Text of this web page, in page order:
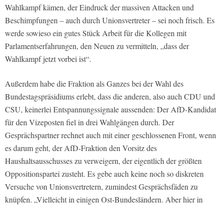
Wahlkampf kämen, der Eindruck der massiven Attacken und
Beschimpfungen – auch durch Unionsvertreter – sei noch frisch. Es
werde sowieso ein gutes Stück Arbeit für die Kollegen mit
Parlamentserfahrungen, den Neuen zu vermitteln, „dass der
Wahlkampf jetzt vorbei ist“.
Außerdem habe die Fraktion als Ganzes bei der Wahl des
Bundestagspräsidiums erlebt, dass die anderen, also auch CDU und
CSU, keinerlei Entspannungssignale aussenden: Der AfD-Kandidat
für den Vizeposten fiel in drei Wahlgängen durch. Der
Gesprächspartner rechnet auch mit einer geschlossenen Front, wenn
es darum geht, der AfD-Fraktion den Vorsitz des
Haushaltsausschusses zu verweigern, der eigentlich der größten
Oppositionspartei zusteht. Es gebe auch keine noch so diskreten
Versuche von Unionsvertretern, zumindest Gesprächsfäden zu
knüpfen. „Vielleicht in einigen Ost-Bundesländern. Aber hier in